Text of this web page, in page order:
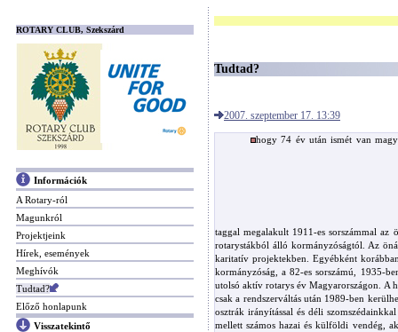
ROTARY CLUB, Szekszárd
Információk
A Rotary-ról
Magunkról
Projektjeink
Hírek, események
Meghívók
Tudtad?
Előző honlapunk
Visszatekintő
Tudtad?
2007. szeptember 17. 13:39
hogy 74 év után ismét van
taggal megalakult 1911-es sorszámmal
rotarystákból álló kormányzóságtól. Az
karitatív projektekben. Egyébként
kormányzóság, a 82-es sorszámú, 1935-
utolsó aktív rotarys év Magyarországon. A
csak a rendszerváltás után 1989-ben
osztrák irányítással és déli
mellett számos hazai és külföldi vendég,